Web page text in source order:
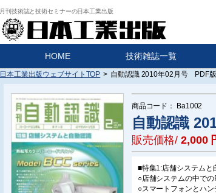
月刊技術誌と技術セミナーの日本工業出版
HOME 技術雑誌一覧
日本工業出版ウェブサイトTOP > 自動認識 2010年02月号 PDF版
商品コード： Ba1002
自動認識
販売価格/ 2,000
■特集1:店舗システムと
○店舗システムの中で
○スマートフォンとハ